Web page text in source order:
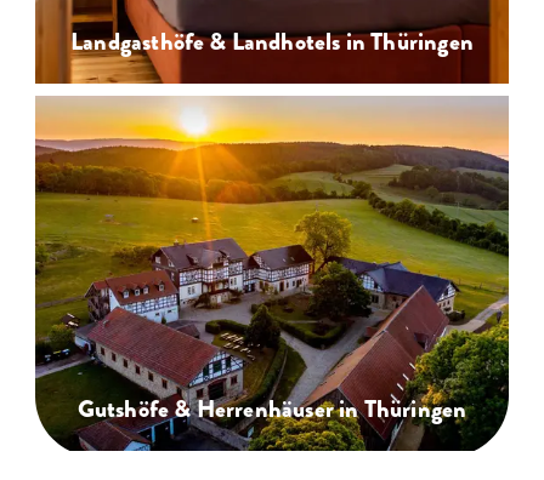
Landgasthöfe & Landhotels in Thüringen
Gutshöfe & Herrenhäuser in Thüringen